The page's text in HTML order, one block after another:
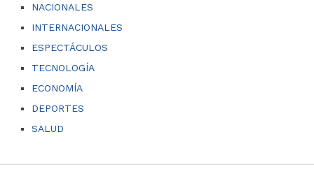
NACIONALES
INTERNACIONALES
ESPECTÁCULOS
TECNOLOGÍA
ECONOMÍA
DEPORTES
SALUD